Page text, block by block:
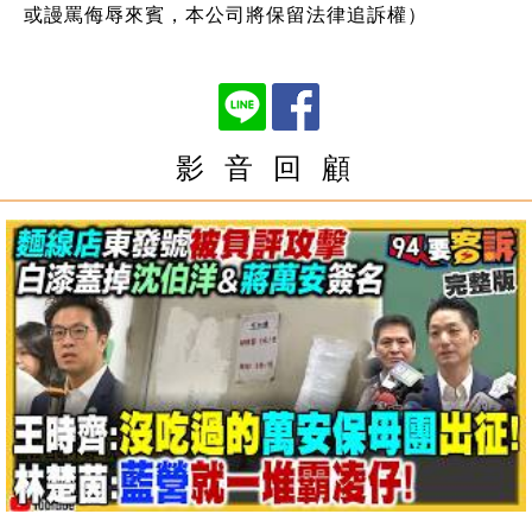
或謾罵侮辱來賓，本公司將保留法律追訴權）
影 音 回 顧